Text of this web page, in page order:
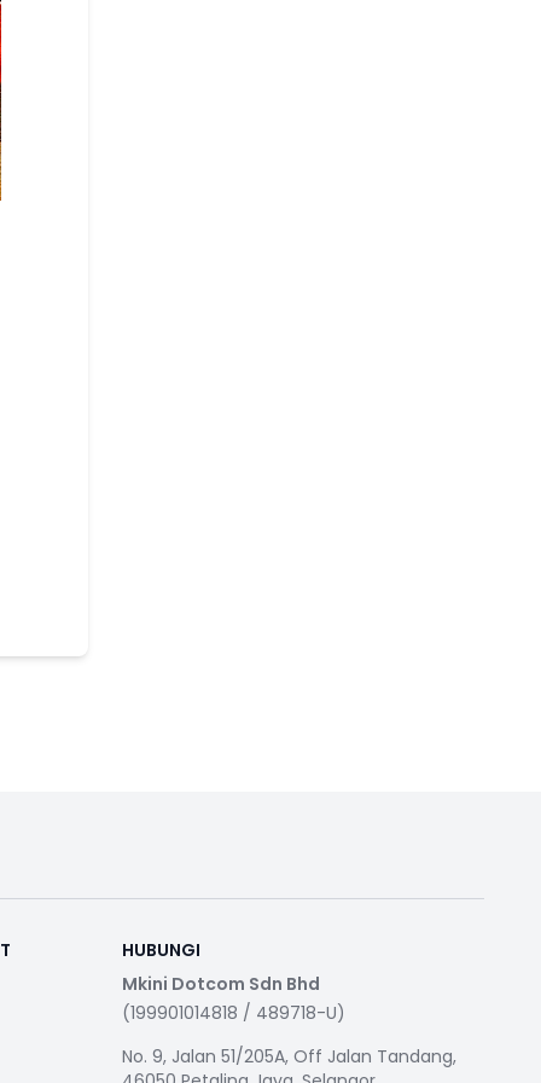
HUBUNGI
Mkini Dotcom Sdn Bhd
(199901014818 / 489718-U)
No. 9, Jalan 51/205A, Off Jalan Tandang,